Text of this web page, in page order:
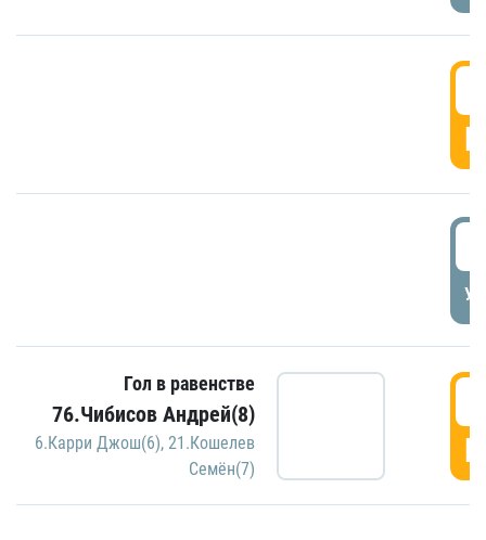
Гол в равенстве
76.Чибисов Андрей(8)
6.Карри Джош(6), 21.Кошелев
Семён(7)